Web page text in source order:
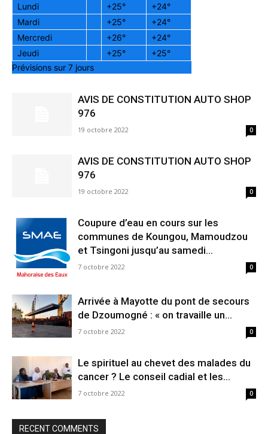
Lundi
+25° +24°
Mardi
+25° +24°
Mercredi
+26° +24°
Jeudi
+25° +25°
Prévisions sur 7 jours
AVIS DE CONSTITUTION AUTO SHOP
976
19 octobre 2022 0
AVIS DE CONSTITUTION AUTO SHOP
976
19 octobre 2022 0
Coupure d’eau en cours sur les
communes de Koungou, Mamoudzou
et Tsingoni jusqu’au samedi...
7 octobre 2022 0
Arrivée à Mayotte du pont de secours
de Dzoumogné : « on travaille un...
7 octobre 2022 0
Le spirituel au chevet des malades du
cancer ? Le conseil cadial et les...
7 octobre 2022 0
RECENT COMMENTS